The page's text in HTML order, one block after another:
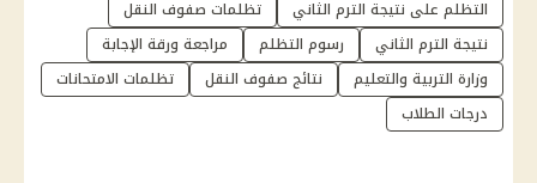
التظلم على نتيجة الترم الثاني
تظلمات صفوف النقل
نتيجة الترم الثاني
رسوم التظلم
مراجعة ورقة الإجابة
وزارة التربية والتعليم
نتائج صفوف النقل
تظلمات الامتحانات
درجات الطلاب